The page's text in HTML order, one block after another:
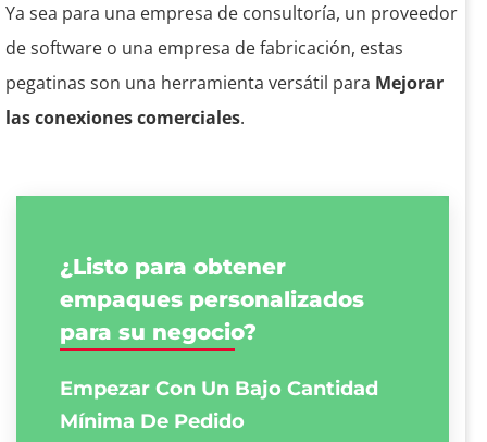
Ya sea para una empresa de consultoría, un proveedor
de software o una empresa de fabricación, estas
pegatinas son una herramienta versátil para Mejorar
las conexiones comerciales.
¿Listo para obtener
empaques personalizados
para su negocio?
Empezar Con Un Bajo Cantidad
Mínima De Pedido